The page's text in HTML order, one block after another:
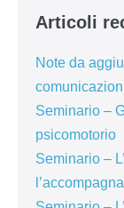
Articoli
Note da
Seminario –
psicomotorio
Seminario –